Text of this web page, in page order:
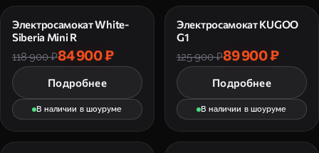
Электросамокат White-
Siberia Mini R
118 900 ₽84 900 ₽
Подробнее
В наличии в шоуруме
Электросамокат KUGOO
G1
125 900 ₽89 900 ₽
Подробнее
В наличии в шоуруме